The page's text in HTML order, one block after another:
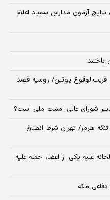
آزمون مدارس سمپاد اعلام
قریب‌الوقوع پوتین/ روسیه قصد
شورای ‌عالی امنیت ملی است؟
تنگه هرمز/ تهران شرط انطباق
علیه یکی از اعضا، حمله علیه
مکه